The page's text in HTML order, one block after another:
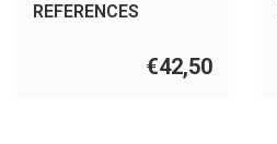
REFERENCES
47,FC-0315,SC709/
€42,50